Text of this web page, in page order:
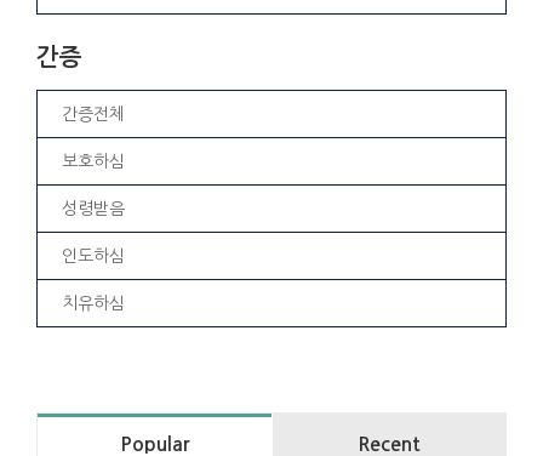
간증
간증전체
보호하심
성령받음
인도하심
치유하심
Popular Recent